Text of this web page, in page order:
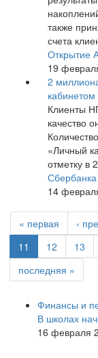
также
счета
Открытие
19
2
Клиенты
качество
«Личный
отметку в
14
« первая ‹
11
12 13
последняя »
Финансы и
В школах
16 февраля